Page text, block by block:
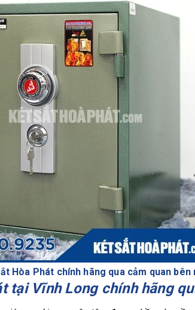
Hòa Phát chính hãng qua cảm quan bên
tại Vĩnh Long chính hãng